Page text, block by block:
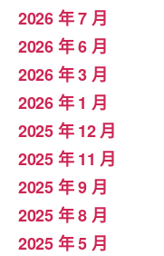
2026 年 7 月
2026 年 6 月
2026 年 3 月
2026 年 1 月
2025 年 12 月
2025 年 11 月
2025 年 9 月
2025 年 8 月
2025 年 5 月